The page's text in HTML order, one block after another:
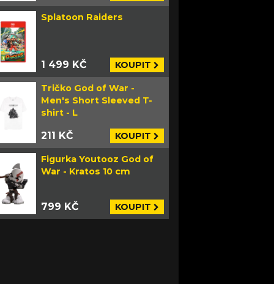
Splatoon Raiders
1 499 KČ KOUPIT
Tričko God of War -
Men's Short Sleeved T-
shirt - L
211 KČ KOUPIT
Figurka Youtooz God of
War - Kratos 10 cm
799 KČ KOUPIT